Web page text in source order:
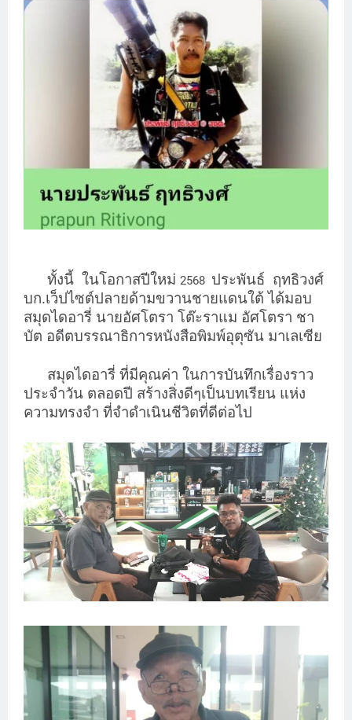
ทั้งนี้ ในโอกาสปีใหม่ 2568 ประพันธ์ ฤทธิวงศ์
บก.เว็ปไซต์ปลายด้ามขวานชายแดนใต้ ได้มอบ
สมุดไดอารี่ นายอัศโตรา โต๊ะราแม อัศโตรา ชา
บัต อดีตบรรณาธิการหนังสือพิมพ์อุตุซัน มาเลเซีย
สมุดไดอารี่ ที่มีคุณค่า ในการบันทึกเรื่องราว
ประจำวัน ตลอดปี สร้างสิ่งดีๆเป็นบทเรียน แห่ง
ความทรงจำ ที่จำดำเนินชีวิตที่ดีต่อไป